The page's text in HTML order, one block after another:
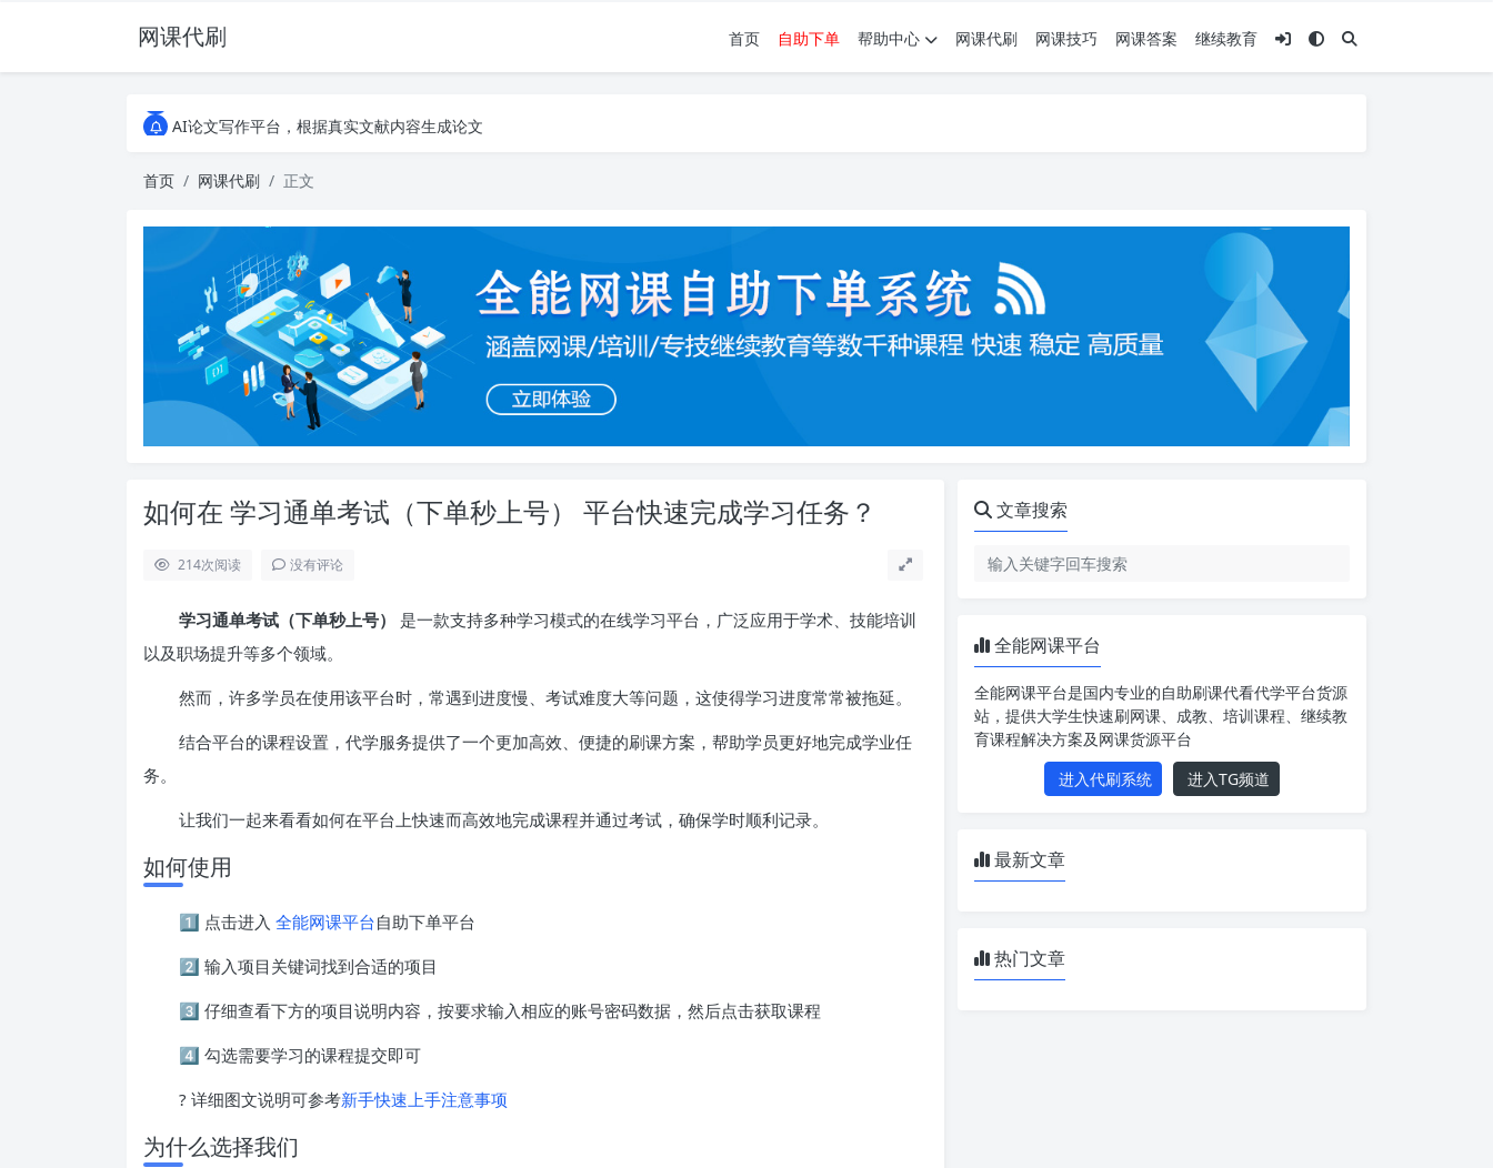
网课代刷 首页 自助下单 帮助中心 网课代刷 网课技巧 网课答案
继续教育
AI论文写作平台，根据真实文献内容生成论文
AI论文写作平台，根据真实文献内容生成论文
首页
网课代刷 正文
如何在 学习通单考试（下单秒上号） 平台快速完成学习任务？
214次阅读 没有评论
学习通单考试（下单秒上号）
是一款支持多种学习模式的在线学习平台，广泛应用于学术、技能培训
以及职场提升等多个领域。
然而，许多学员在使用该平台时，常遇到进度慢、考试难度大等问题，这使得学习进度常常被拖延。
结合平台的课程设置，代学服务提供了一个更加高效、便捷的刷课方案，帮助学员更好地完成学业任
务。
让我们一起来看看如何在平台上快速而高效地完成课程并通过考试，确保学时顺利记录。
如何使用
1️⃣ 点击进入 全能网课平台自助下单平台
2️⃣ 输入项目关键词找到合适的项目
3️⃣ 仔细查看下方的项目说明内容，按要求输入相应的账号密码数据，然后点击获取课程
4️⃣ 勾选需要学习的课程提交即可
? 详细图文说明可参考新手快速上手注意事项
为什么选择我们
文章搜索
全能网课平台
全能网课平台是国内专业的自助刷课代看代学平台货源
站，提供大学生快速刷网课、成教、培训课程、继续教
育课程解决方案及网课货源平台
进入代刷系统
进入TG频道
最新文章
热门文章